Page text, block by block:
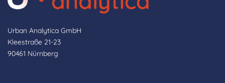
Urban Analytica GmbH
Kleestraße 21-23
90461 Nürnberg